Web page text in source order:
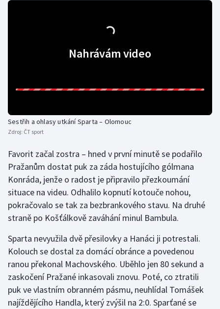
Ragby
Rychlobruslení
Rychlostní kanoistika
Short track
Sportovní střelba
Stolní tenis
Triatlon
Veslování
Nahrávám video
Sestřih a ohlasy utkání Sparta – Olomouc
Zdroj: ČT sport
Favorit začal zostra – hned v první minutě se podařilo
Pražanům dostat puk za záda hostujícího gólmana
Konráda, jenže o radost je připravilo přezkoumání
situace na videu. Odhalilo kopnutí kotouče nohou,
pokračovalo se tak za bezbrankového stavu. Na druhé
straně po Košťálkově zaváhání minul Bambula.
Sparta nevyužila dvě přesilovky a Hanáci ji potrestali.
Kolouch se dostal za domácí obránce a povedenou
ranou překonal Machovského. Uběhlo jen 80 sekund a
zaskočení Pražané inkasovali znovu. Poté, co ztratili
puk ve vlastním obranném pásmu, neuhlídal Tomášek
najíždějícího Handla, který zvýšil na 2:0. Sparťané se